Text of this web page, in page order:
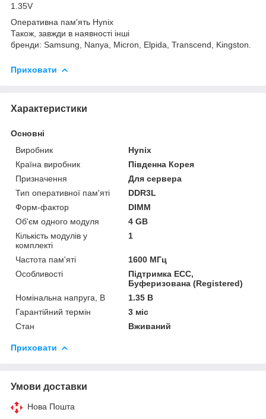
1.35V
Оперативна пам'ять Hynix
Також, завжди в наявності інші
бренди: Samsung, Nanya, Micron, Elpida, Transcend, Kingston.
Приховати
Характеристики
Основні
Виробник
Hynix
Країна виробник
Південна Корея
Призначення
Для сервера
Тип оперативної пам'яті
DDR3L
Форм-фактор
DIMM
Об'єм одного модуля
4 GB
Кількість модулів у
комплекті
1
Частота пам'яті
1600 МГц
Особливості
Підтримка ECC,
Буферизована (Registered)
Номінальна напруга, В
1.35 В
Гарантійний термін
3 міс
Стан
Вживаний
Приховати
Умови доставки
Нова Пошта